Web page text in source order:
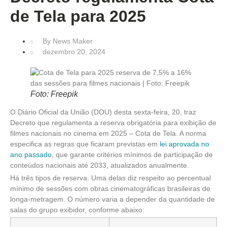
de Tela para 2025
By News Maker
dezembro 20, 2024
Foto: Freepik
O Diário Oficial da União (DOU) desta sexta-feira, 20, traz
Decreto que regulamenta a reserva obrigatória para exibição de
filmes nacionais no cinema em 2025 – Cota de Tela. A norma
especifica as regras que ficaram previstas em lei aprovada no
ano passado, que garante critérios mínimos de participação de
conteúdos nacionais até 2033, atualizados anualmente.
Há três tipos de reserva. Uma delas diz respeito ao percentual
mínimo de sessões com obras cinematográficas brasileiras de
longa-metragem. O número varia a depender da quantidade de
salas do grupo exibidor, conforme abaixo: